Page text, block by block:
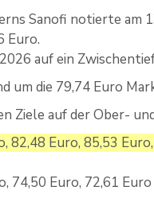
Sanofi notierte am
Euro.
auf ein
um die 79,74 Euro
Ziele auf der Ober-
82,48 Euro, 85,53
Euro, 72,61